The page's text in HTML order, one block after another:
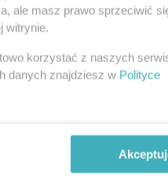
ale masz prawo sprzeciwić
witrynie.
korzystać z naszych
danych znajdziesz w Polityce